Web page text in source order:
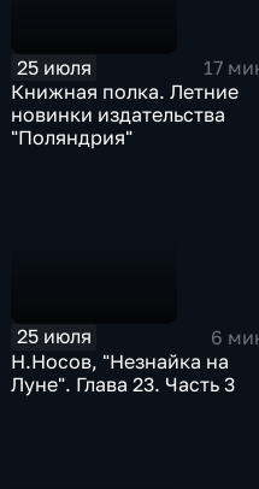
25 июля
17
Книжная полка. Летние
новинки издательства
"Поляндрия"
25 июля
6
Н.Носов, "Незнайка на
Луне". Глава 23. Часть 3